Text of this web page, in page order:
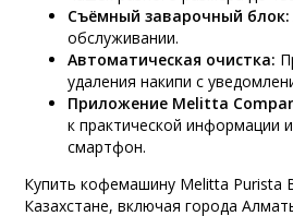
Съёмный заварочный блок:
обслуживании.
Автоматическая очистка:
удаления накипи с
Приложение Melitta
к практической информации
смартфон.
Купить кофемашину Melitta Purista
Казахстане, включая города